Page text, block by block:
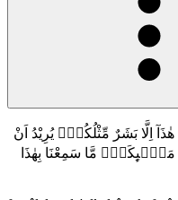
اِلَّا بَشَرٌ مِّثْلُكُمْۙ يُرِيْدُ اَنْ
مَلٰۤىِٕكَةًۖ مَّا سَمِعْنَا بِهٰذَا